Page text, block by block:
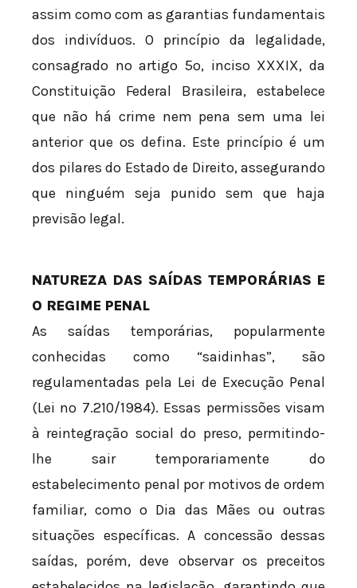
assim como com as garantias fundamentais
dos indivíduos. O princípio da legalidade,
consagrado no artigo 5º, inciso XXXIX, da
Constituição Federal Brasileira, estabelece
que não há crime nem pena sem uma lei
anterior que os defina. Este princípio é um
dos pilares do Estado de Direito, assegurando
que ninguém seja punido sem que haja
previsão legal.
NATUREZA DAS SAÍDAS TEMPORÁRIAS E
O REGIME PENAL
As saídas temporárias, popularmente
conhecidas como “saidinhas”, são
regulamentadas pela Lei de Execução Penal
(Lei nº 7.210/1984). Essas permissões visam
à reintegração social do preso, permitindo-
lhe sair temporariamente do
estabelecimento penal por motivos de ordem
familiar, como o Dia das Mães ou outras
situações específicas. A concessão dessas
saídas, porém, deve observar os preceitos